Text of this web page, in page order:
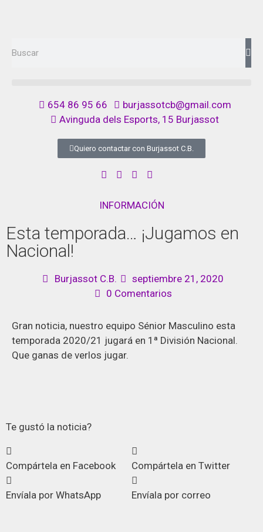
Quiero contactar con Burjassot C.B.
654 86 95 66
burjassotcb@gmail.com
Avinguda dels Esports, 15 Burjassot
INFORMACIÓN
Esta temporada… ¡Jugamos en
Nacional!
Burjassot C.B.
septiembre 21, 2020
0 Comentarios
Gran noticia, nuestro equipo Sénior Masculino esta
temporada 2020/21 jugará en 1ª División Nacional.
Que ganas de verlos jugar.
Te gustó la noticia?
Compártela en Facebook Compártela en Twitter
Envíala por WhatsApp Envíala por correo